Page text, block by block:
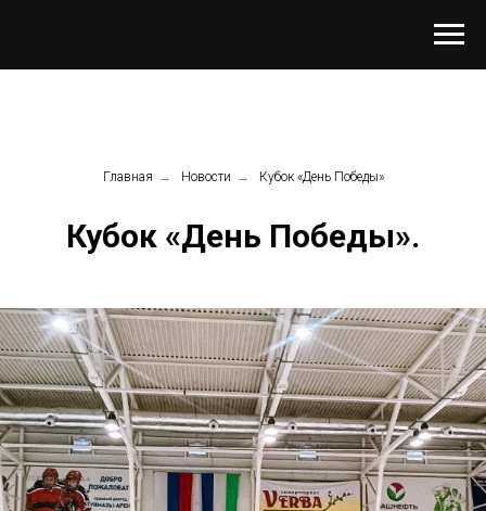
Главная → Новости → Кубок «День Победы»
Кубок «День Победы».